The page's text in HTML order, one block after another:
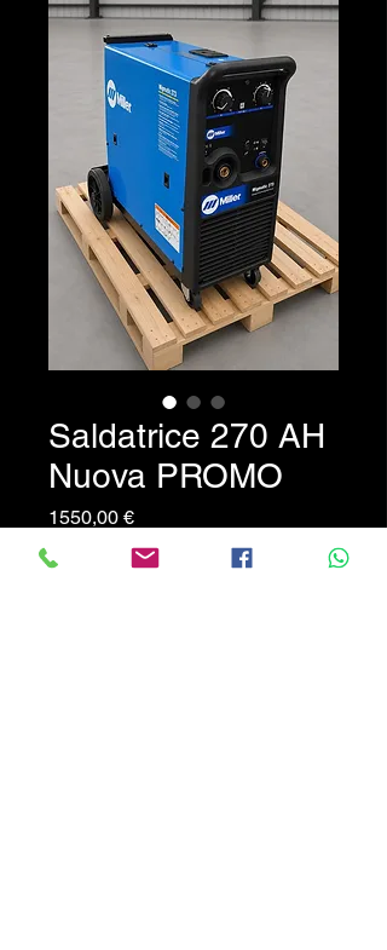
Saldatrice 270 AH
Nuova PROMO
1550,00 €Prezzo
Saldatrice nuova a filo